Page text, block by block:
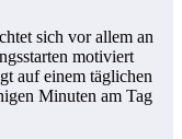
sich vor allem an
motiviert
auf einem täglichen
Minuten am Tag